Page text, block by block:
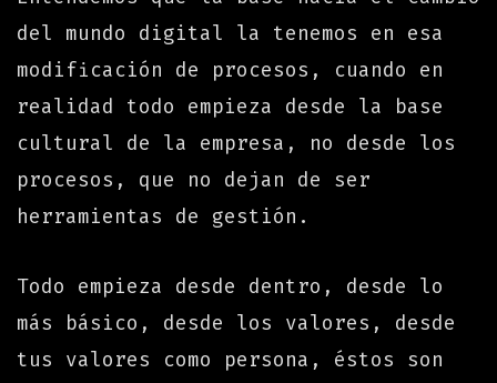
del mundo digital la tenemos en esa
modificación de procesos, cuando en
realidad todo empieza desde la base
cultural de la empresa, no desde los
procesos, que no dejan de ser
herramientas de gestión.
Todo empieza desde dentro, desde lo
más básico, desde los valores, desde
tus valores como persona, éstos son